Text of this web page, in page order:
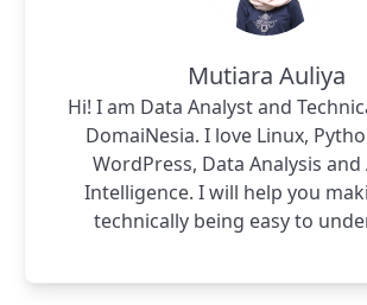
Mutiara Auliya
Hi! I am Data Analyst and
DomaiNesia. I love Linux,
WordPress, Data Analysis
Intelligence. I will help you
technically being easy to